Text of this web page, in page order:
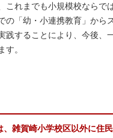
れまでも小規模校ならで
の「幼・小連携教育」から
することにより、今後、
す。
雑賀崎小学校区以外に住